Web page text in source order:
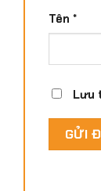
Tên *
Lưu